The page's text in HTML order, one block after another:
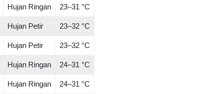
Hujan Ringan 23–31 °C
Hujan Petir 23–32 °C
Hujan Petir 23–32 °C
Hujan Ringan 24–31 °C
Hujan Ringan 24–31 °C